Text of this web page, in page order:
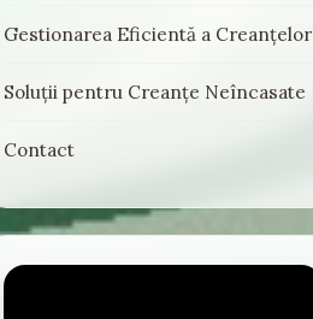
Gestionarea Eficientă a Creanțelor
Soluții pentru Creanțe Neîncasate
Contact